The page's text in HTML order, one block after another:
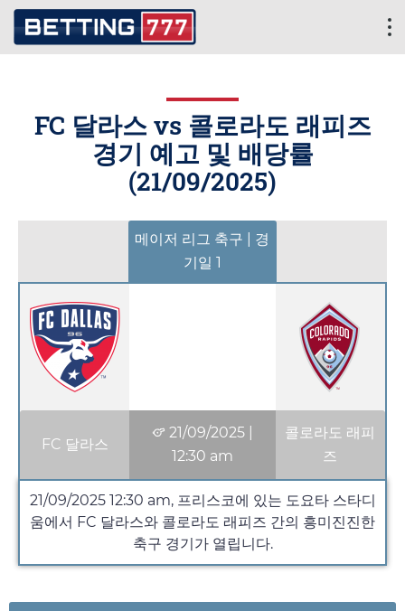
FC 달라스 vs 콜로라도 래피즈
경기 예고 및 배당률
(21/09/2025)
메이저 리그 축구 | 경
기일 1
FC 달라스
21/09/2025|
12:30 am
콜로라도 래피
즈
21/09/2025 12:30 am, 프리스코에 있는 도요타 스타디
움에서 FC 달라스와 콜로라도 래피즈 간의 흥미진진한
축구 경기가 열립니다.